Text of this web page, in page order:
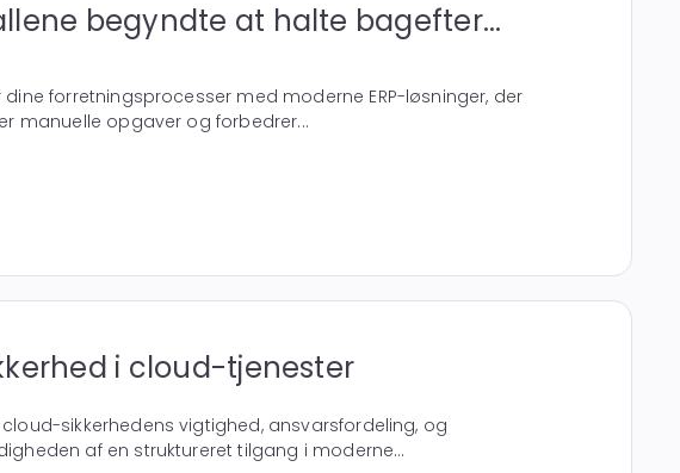
begyndte at halte bagefter...
dine forretningsprocesser med moderne ERP-løsninger, der
manuelle opgaver og forbedrer...
i cloud-tjenester
sikkerhedens vigtighed, ansvarsfordeling, og
af en struktureret tilgang i moderne...